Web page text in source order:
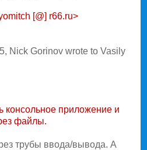
[@] r66.ru>
Nick Gorinov wrote to Vasily
консольное приложение и
файлы.
трубы ввода/вывода. А